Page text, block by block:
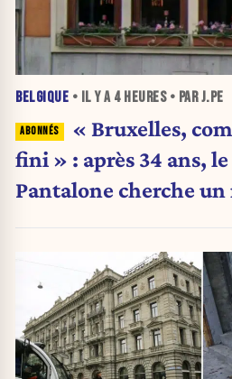
BELGIQUE • IL Y A 4 HEURES• PAR J.PE
« Bruxelles,
fini » : après 34 ans,
Pantalone cherche